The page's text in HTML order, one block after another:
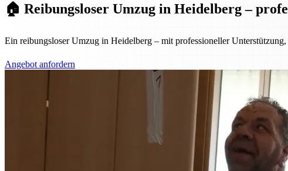
🏠 Reibungsloser Umzug in Heidelberg –
Ein reibungsloser Umzug in Heidelberg – mit professioneller
Angebot anfordern